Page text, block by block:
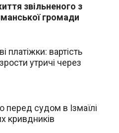
звільненого з
громади
платіжки: вартість
утричі через
судом в Ізмаїлі
кривдників